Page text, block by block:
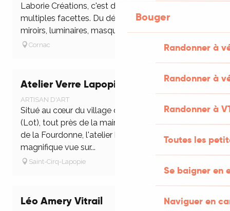
Bouger
Randonner à
Randonner à
Randonner à
Toutes les
Se baigner en
Naviguer en
Laborie Créations, c'est découvrir un monde aux
multiples facettes. Du décor de la maison :
miroirs, luminaires, masques...
Cornac
Atelier Verre Lapopie Expo-Vente
ARTISAN D'ART
Situé au cœur du village de Saint-Cirq Lapopie
(Lot), tout près de la mairie au coeur des jardins
de la Fourdonne, l'atelier boutique bénéficie d'une
magnifique vue sur...
Saint-Cirq-Lapopie
Léo Amery Vitrail